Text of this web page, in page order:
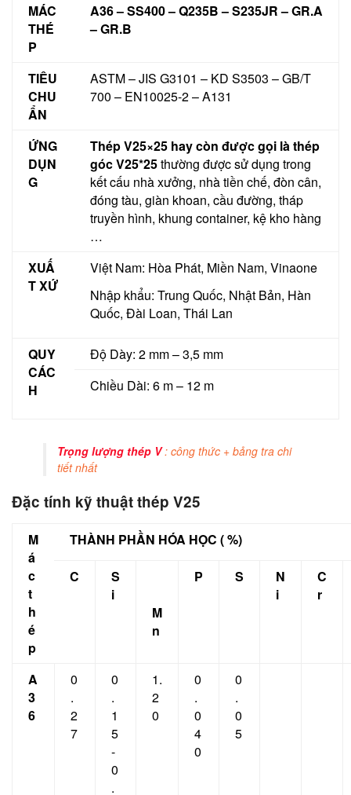
MÁC
THÉ
P
A36 – SS400 – Q235B – S235JR – GR.A
– GR.B
TIÊU
CHU
ẨN
ASTM – JIS G3101 – KD S3503 – GB/T
700 – EN10025-2 – A131
ỨNG
DỤN
G
Thép V25×25 hay còn được gọi là thép
góc V25*25thường được sử dụng trong
kết cấu nhà xưởng, nhà tiền chế, đòn cân,
đóng tàu, giàn khoan, cầu đường, tháp
truyền hình, khung container, kệ kho hàng
…
XUẤ
T XỨ
Việt Nam: Hòa Phát, Miền Nam, Vinaone
Nhập khẩu: Trung Quốc, Nhật Bản, Hàn
Quốc, Đài Loan, Thái Lan
QUY
CÁC
H
Độ Dày: 2 mm – 3,5 mm
Chiều Dài: 6 m – 12 m
Trọng lượng thép V: công thức + bảng tra chi
tiết nhất
Đặc tính kỹ thuật thép V25
M
á
c
t
h
é
p
THÀNH PHẦN HÓA HỌC ( %)
C
S
i
M
n
P S
N
i
C
r
A
3
6
0
.
2
7
0
.
1
5
-
0
.
1.
2
0
0
.
0
4
0
0
.
0
5